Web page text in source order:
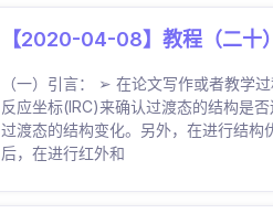
【2020-04-08】教程（二十
（一）引言： ➢ 在论文写作或者教学
反应坐标(IRC)来确认过渡态的结构是
过渡态的结构变化。另外，在进行结
后，在进行红外和